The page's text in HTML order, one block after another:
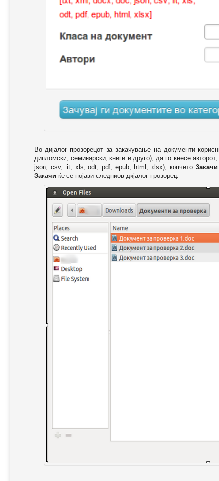
Во дијалог прозорецот за закачување на документи
дипломски, семинарски, книги и друго), да го внесе
json, csv, lit, xls, odt, pdf, epub, html, xlsx), копчето Закачи
Закачи ќе се појави следниов дијалог прозорец: